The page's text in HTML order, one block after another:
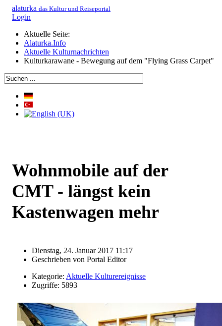
alaturka das Kultur und Reiseportal
Login
Aktuelle Seite:
Alaturka.Info
Aktuelle Kulturnachrichten
Kulturkarawane - Bewegung auf dem "Flying Grass Carpet"
Wohnmobile auf der
CMT - längst kein
Kastenwagen mehr
Dienstag, 24. Januar 2017 11:17
Geschrieben von Portal Editor
Kategorie: Aktuelle Kulturereignisse
Zugriffe: 5893